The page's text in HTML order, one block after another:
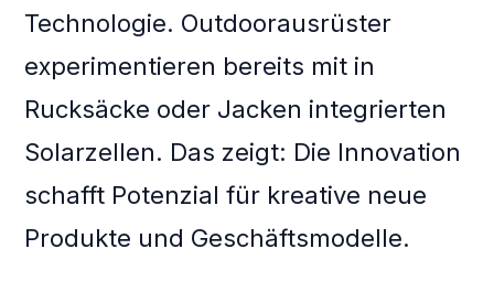
Technologie. Outdoorausrüster
experimentieren bereits mit in
Rucksäcke oder Jacken integrierten
Solarzellen. Das zeigt: Die Innovation
schafft Potenzial für kreative neue
Produkte und Geschäftsmodelle.